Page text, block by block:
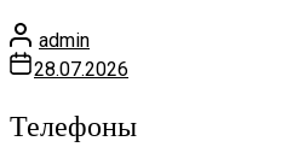
admin
28.07.2026
Телефоны